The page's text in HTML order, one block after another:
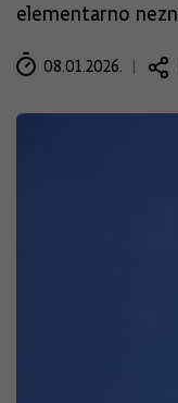
elementarno
08.01.2026.